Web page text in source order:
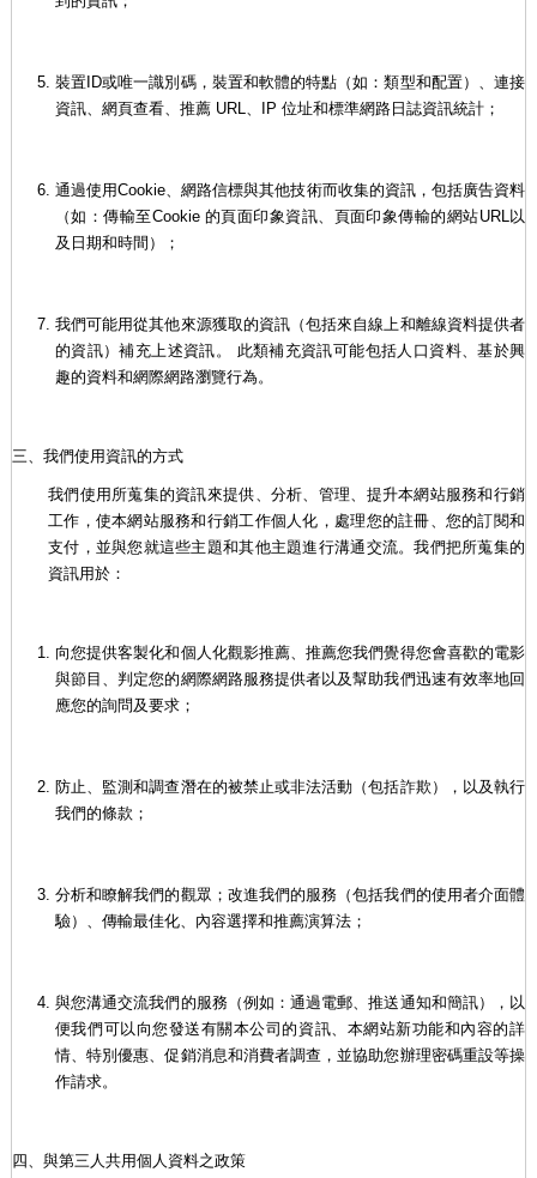
裝置ID或唯一識別碼，裝置和軟體的特點（如：類型和配置）、連接
資訊、網頁查看、推薦 URL、IP 位址和標準網路日誌資訊統計；
通過使用Cookie、網路信標與其他技術而收集的資訊，包括廣告資料
（如：傳輸至Cookie 的頁面印象資訊、頁面印象傳輸的網站URL以
及日期和時間）；
我們可能用從其他來源獲取的資訊（包括來自線上和離線資料提供者
的資訊）補充上述資訊。 此類補充資訊可能包括人口資料、基於興
趣的資料和網際網路瀏覽行為。
三、我們使用資訊的方式
我們使用所蒐集的資訊來提供、分析、管理、提升本網站服務和行銷
工作，使本網站服務和行銷工作個人化，處理您的註冊、您的訂閱和
支付，並與您就這些主題和其他主題進行溝通交流。我們把所蒐集的
資訊用於：
向您提供客製化和個人化觀影推薦、推薦您我們覺得您會喜歡的電影
與節目、判定您的網際網路服務提供者以及幫助我們迅速有效率地回
應您的詢問及要求；
防止、監測和調查潛在的被禁止或非法活動（包括詐欺），以及執行
我們的條款；
分析和瞭解我們的觀眾；改進我們的服務（包括我們的使用者介面體
驗）、傳輸最佳化、內容選擇和推薦演算法；
與您溝通交流我們的服務（例如：通過電郵、推送通知和簡訊），以
便我們可以向您發送有關本公司的資訊、本網站新功能和內容的詳
情、特別優惠、促銷消息和消費者調查，並協助您辦理密碼重設等操
作請求。
四、與第三人共用個人資料之政策